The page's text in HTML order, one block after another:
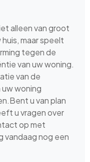
alleen van groot
maar speelt
tegen de
van uw woning.
van de
uw woning
u van plan
u vragen over
op met
vandaag nog een